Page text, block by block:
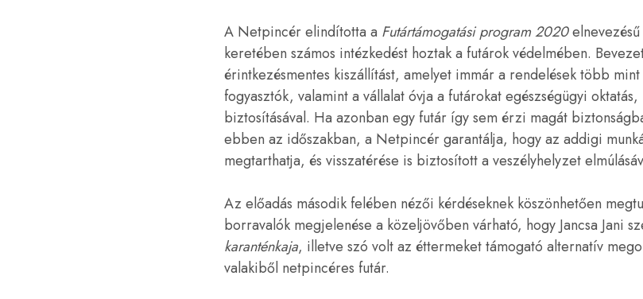
A Netpincér elindította a Futártámogatási program 2020elnevezésű
keretében számos intézkedést hoztak a futárok védelmében.
érintkezésmentes kiszállítást, amelyet immár a rendelések több
fogyasztók, valamint a vállalat óvja a futárokat egészségügyi
biztosításával. Ha azonban egy futár így sem érzi magát
ebben az időszakban, a Netpincér garantálja, hogy az addigi
megtarthatja, és visszatérése is biztosított a veszélyhelyzet
Az előadás második felében nézői kérdéseknek köszönhetően
borravalók megjelenése a közeljövőben várható, hogy Jancsa Jani
karanténkaja, illetve szó volt az éttermeket támogató alternatív
valakiből netpincéres futár.